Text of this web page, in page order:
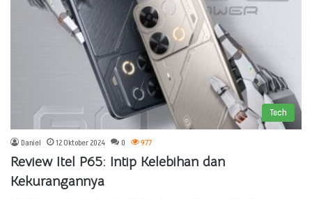
Tech
Daniel 12 Oktober 2024 0 977
Review Itel P65: Intip Kelebihan dan
Kekurangannya